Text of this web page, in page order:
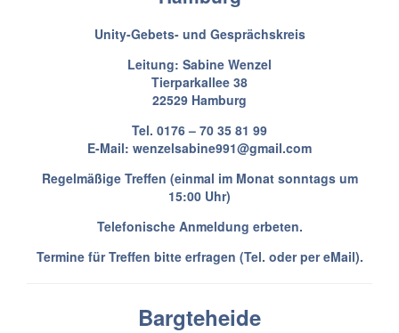
Unity-Gebets- und Gesprächskreis
Leitung: Sabine Wenzel
Tierparkallee 38
22529 Hamburg
Tel. 0176 – 70 35 81 99
E-Mail: wenzelsabine991@gmail.com
Regelmäßige Treffen (einmal im Monat sonntags um
15:00 Uhr)
Telefonische Anmeldung erbeten.
Termine für Treffen bitte erfragen (Tel. oder per eMail).
Bargteheide